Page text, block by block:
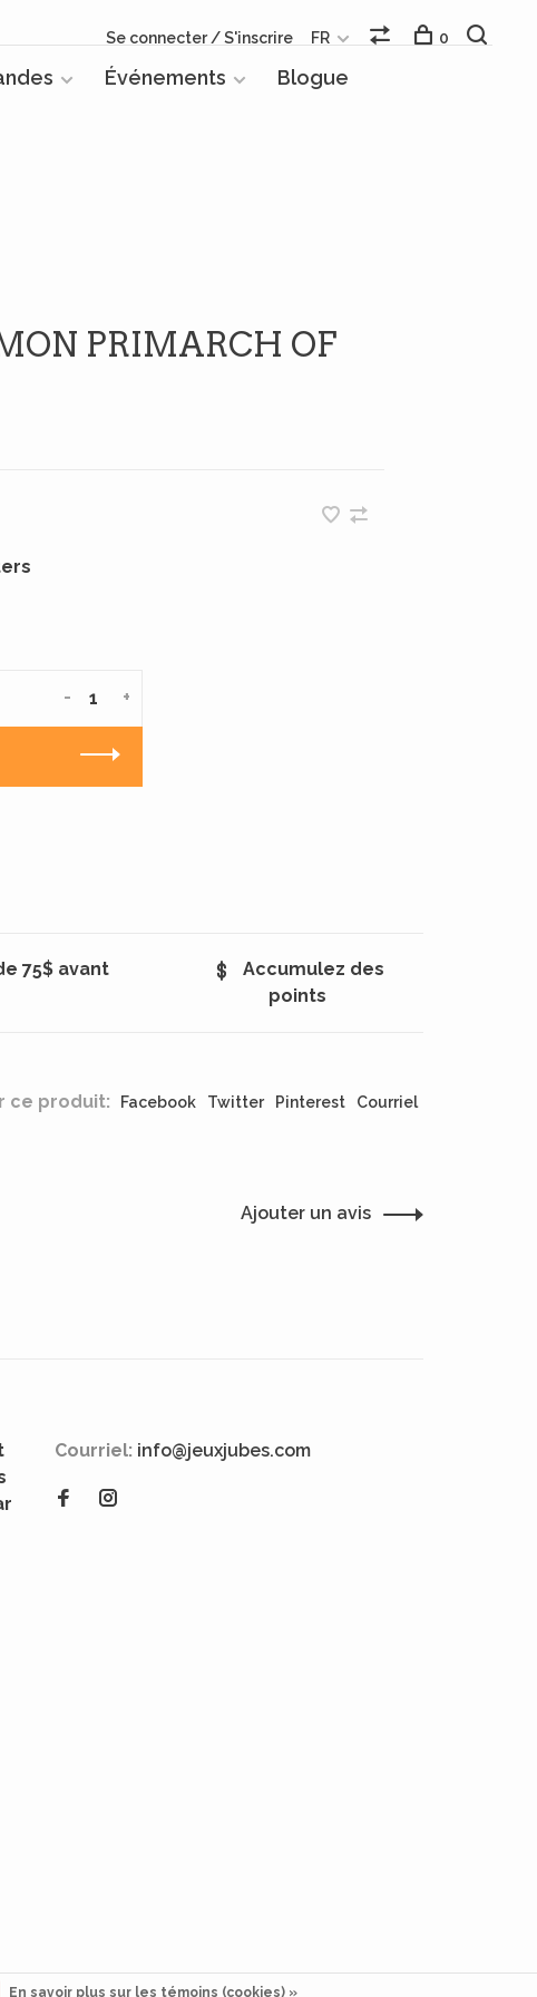
Événements
Blogue
Se connecter / S'inscrire FR 0
PRIMARCH OF
+
-
75$ avant
Accumulez des
points
ce produit: Facebook Twitter Pinterest Courriel
Ajouter un avis
Courriel: info@jeuxjubes.com
En savoir plus sur les témoins (cookies) »